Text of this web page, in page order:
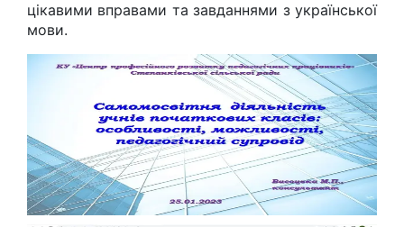
цікавими вправами та завданнями з української
мови.